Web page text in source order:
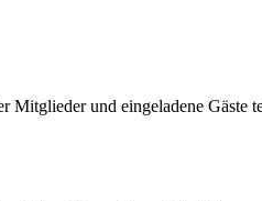
Mitglieder und eingeladene